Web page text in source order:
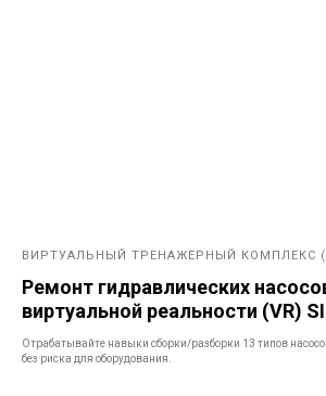
ВИРТУАЛЬНЫЙ ТРЕНАЖЕРНЫЙ КОМПЛЕКС
Ремонт гидравлических
виртуальной реальности (VR)
Отрабатывайте навыки сборки/разборки 13 типов
без риска для оборудования.